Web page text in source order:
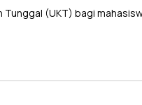
Tunggal (UKT) bagi